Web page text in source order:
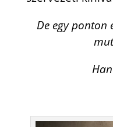
De egy ponton